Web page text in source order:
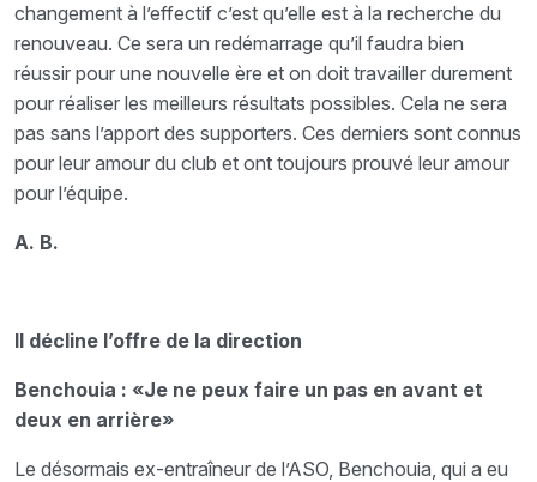
changement à l’effectif c’est qu’elle est à la recherche du
renouveau. Ce sera un redémarrage qu’il faudra bien
réussir pour une nouvelle ère et on doit travailler durement
pour réaliser les meilleurs résultats possibles. Cela ne sera
pas sans l’apport des supporters. Ces derniers sont connus
pour leur amour du club et ont toujours prouvé leur amour
pour l’équipe.
A. B.
Il décline l’offre de la direction
Benchouia : «Je ne peux faire un pas en avant et
deux en arrière»
Le désormais ex-entraîneur de l’ASO, Benchouia, qui a eu